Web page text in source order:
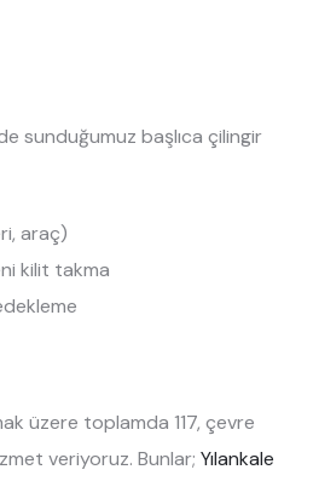
sunduğumuz başlıca çilingir
araç)
kilit takma
üzere toplamda 117, çevre
veriyoruz. Bunlar; Yılankale